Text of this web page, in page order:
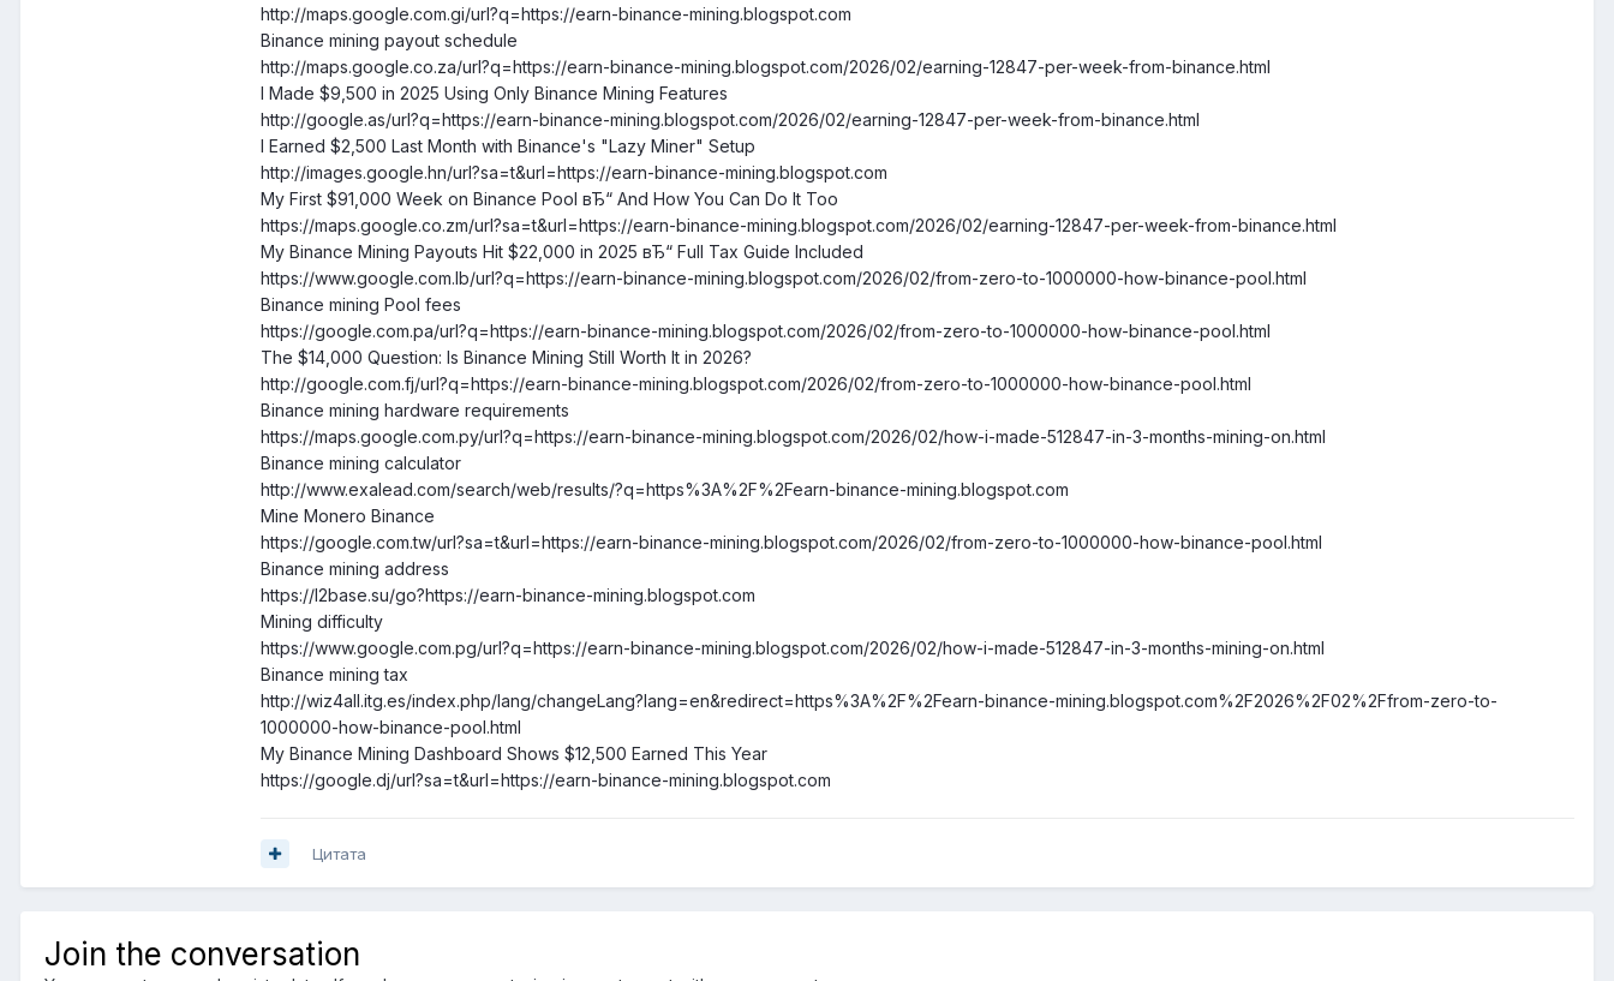
http://maps.google.com.gi/url?q=https://earn-binance-mining.blogspot.com
Binance mining payout schedule
http://maps.google.co.za/url?q=https://earn-binance-mining.blogspot.com/2026/02/earning-12847-per-week-from-binance.html
I Made $9,500 in 2025 Using Only Binance Mining Features
http://google.as/url?q=https://earn-binance-mining.blogspot.com/2026/02/earning-12847-per-week-from-binance.html
I Earned $2,500 Last Month with Binance's "Lazy Miner" Setup
http://images.google.hn/url?sa=t&url=https://earn-binance-mining.blogspot.com
My First $91,000 Week on Binance Pool вЂ“ And How You Can Do It Too
https://maps.google.co.zm/url?sa=t&url=https://earn-binance-mining.blogspot.com/2026/02/earning-12847-per-week-from-binance.html
My Binance Mining Payouts Hit $22,000 in 2025 вЂ“ Full Tax Guide Included
https://www.google.com.lb/url?q=https://earn-binance-mining.blogspot.com/2026/02/from-zero-to-1000000-how-binance-pool.html
Binance mining Pool fees
https://google.com.pa/url?q=https://earn-binance-mining.blogspot.com/2026/02/from-zero-to-1000000-how-binance-pool.html
The $14,000 Question: Is Binance Mining Still Worth It in 2026?
http://google.com.fj/url?q=https://earn-binance-mining.blogspot.com/2026/02/from-zero-to-1000000-how-binance-pool.html
Binance mining hardware requirements
https://maps.google.com.py/url?q=https://earn-binance-mining.blogspot.com/2026/02/how-i-made-512847-in-3-months-mining-on.html
Binance mining calculator
http://www.exalead.com/search/web/results/?q=https%3A%2F%2Fearn-binance-mining.blogspot.com
Mine Monero Binance
https://google.com.tw/url?sa=t&url=https://earn-binance-mining.blogspot.com/2026/02/from-zero-to-1000000-how-binance-pool.html
Binance mining address
https://l2base.su/go?https://earn-binance-mining.blogspot.com
Mining difficulty
https://www.google.com.pg/url?q=https://earn-binance-mining.blogspot.com/2026/02/how-i-made-512847-in-3-months-mining-on.html
Binance mining tax
http://wiz4all.itg.es/index.php/lang/changeLang?lang=en&redirect=https%3A%2F%2Fearn-binance-mining.blogspot.com%2F2026%2F02%2Ffrom-zero-to-
1000000-how-binance-pool.html
My Binance Mining Dashboard Shows $12,500 Earned This Year
https://google.dj/url?sa=t&url=https://earn-binance-mining.blogspot.com
Цитата
Join the conversation